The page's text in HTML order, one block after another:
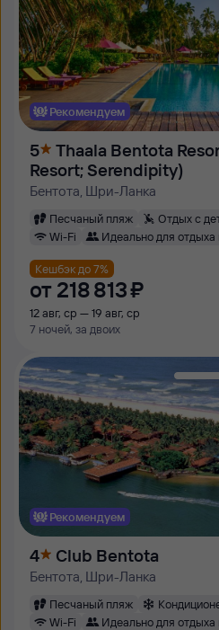
Рекомендуем
5
Thaala Bentota
Resort; Serendipity)
Бентота, Шри-Ланка
Песчаный пляж Отдых с
Wi-Fi
Идеально для отдыха
Кешбэк до 7%
от 218 ⁠813 ⁠₽
12 авг, ср — 19 авг, ср
7 ночей, за двоих
Рекомендуем
4 Club Bentota
Бентота, Шри-Ланка
Песчаный пляж
Wi-Fi
Идеально для отдыха